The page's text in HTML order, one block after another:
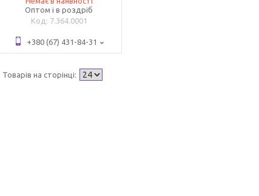
Оптом і в роздріб
7.364.0001
+380 (67) 431-84-31